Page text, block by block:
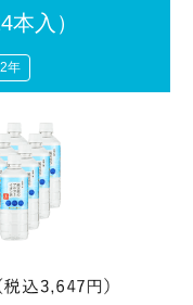
本入）
年